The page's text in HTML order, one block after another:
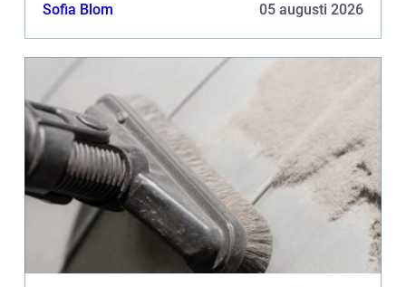
Sofia Blom 05 augusti 2026